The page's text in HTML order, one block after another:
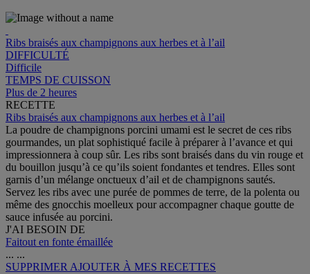
Ribs braisés aux champignons aux herbes et à l’ail
DIFFICULTÉ
Difficile
TEMPS DE CUISSON
Plus de 2 heures
RECETTE
Ribs braisés aux champignons aux herbes et à l’ail
La poudre de champignons porcini umami est le secret de ces ribs
gourmandes, un plat sophistiqué facile à préparer à l’avance et qui
impressionnera à coup sûr. Les ribs sont braisés dans du vin rouge et
du bouillon jusqu’à ce qu’ils soient fondantes et tendres. Elles sont
garnis d’un mélange onctueux d’ail et de champignons sautés.
Servez les ribs avec une purée de pommes de terre, de la polenta ou
même des gnocchis moelleux pour accompagner chaque goutte de
sauce infusée au porcini.
J'AI BESOIN DE
Faitout en fonte émaillée
... ...
SUPPRIMER AJOUTER À MES RECETTES